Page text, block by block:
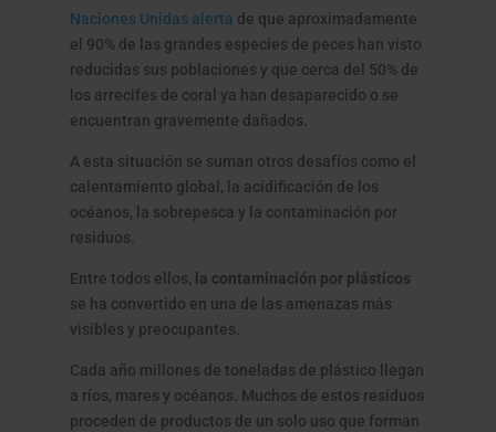
Naciones Unidas alerta de que aproximadamente
el 90% de las grandes especies de peces han visto
reducidas sus poblaciones y que cerca del 50% de
los arrecifes de coral ya han desaparecido o se
encuentran gravemente dañados.
A esta situación se suman otros desafíos como el
calentamiento global, la acidificación de los
océanos, la sobrepesca y la contaminación por
residuos.
Entre todos ellos, la contaminación por plásticos
se ha convertido en una de las amenazas más
visibles y preocupantes.
Cada año millones de toneladas de plástico llegan
a ríos, mares y océanos. Muchos de estos residuos
proceden de productos de un solo uso que forman